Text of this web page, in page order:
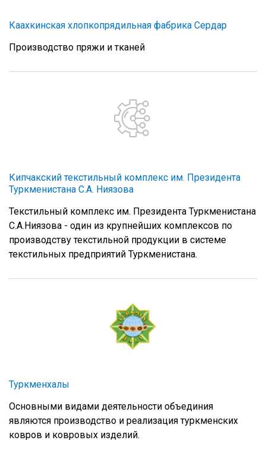
Каахкинская хлопкопрядильная фабрика Сердар
Производство пряжи и тканей
Кипчакский текстильный комплекс им. Президента
Туркменистана С.А. Ниязова
Текстильный комплекс им. Президента Туркменистана
С.А.Ниязова - один из крупнейших комплексов по
производству текстильной продукции в системе
текстильных предприятий Туркменистана.
Туркменхалы
Основными видами деятельности объединия
являются производство и реализация туркменских
ковров и ковровых изделий.